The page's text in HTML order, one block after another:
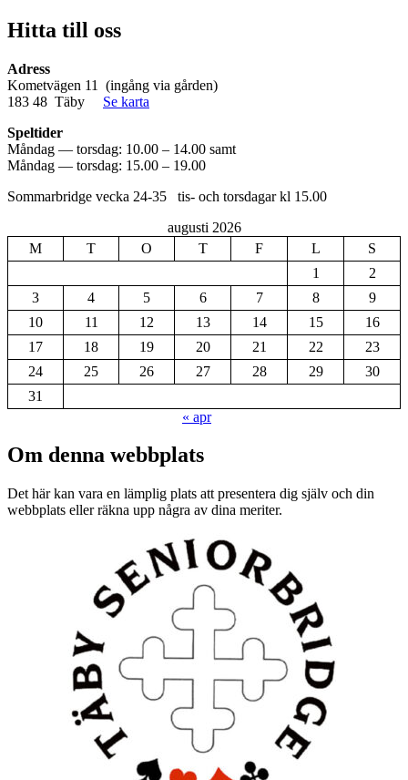
Hitta till oss
Adress
Kometvägen 11 (ingång via gården)
183 48 Täby Se karta
Speltider
Måndag — torsdag: 10.00 – 14.00 samt
Måndag — torsdag: 15.00 – 19.00
Sommarbridge vecka 24-35 tis- och torsdagar kl 15.00
augusti 2026
M
T O T F L
S
1
2
3
4 5 6 7 8
9
10
11 12 13 14 15
16
17
18 19 20 21 22
23
24
25 26 27 28 29
30
31
« apr
Om denna webbplats
Det här kan vara en lämplig plats att presentera dig själv och din
webbplats eller räkna upp några av dina meriter.